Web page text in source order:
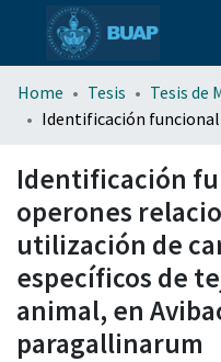
menu.section.about_menu
Home Tesis
Tesis de
Identificación
operones
utilización de
específicos de
animal, en
paragallinarum